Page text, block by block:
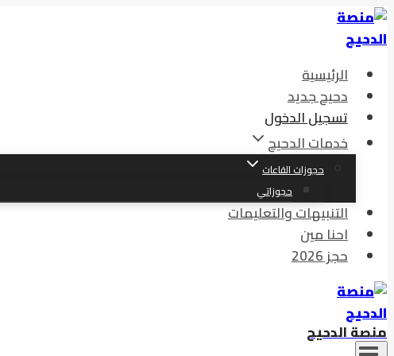
التجاوز
إلى
الرئيسية
دحيح جديد
تسجيل الدخول
خدمات الدحيح
حجوزات القاعات
حجوزاتي
التنبيهات والتعليمات
احنا مين
حجز 2026
منصة الدحيح